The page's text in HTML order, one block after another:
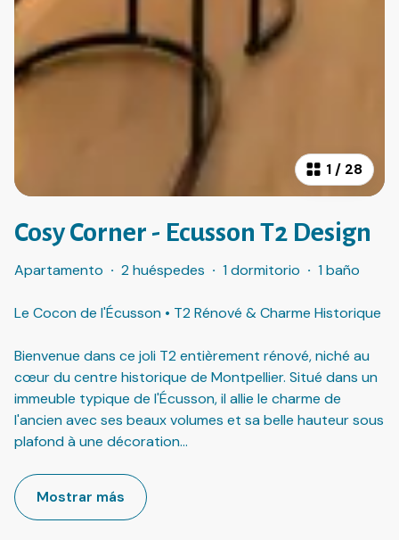
1 / 28
Cosy Corner - Ecusson T2 Design
Apartamento · 2 huéspedes · 1 dormitorio · 1 baño
Le Cocon de l'Écusson • T2 Rénové & Charme Historique
Bienvenue dans ce joli T2 entièrement rénové, niché au
cœur du centre historique de Montpellier. Situé dans un
immeuble typique de l'Écusson, il allie le charme de
l'ancien avec ses beaux volumes et sa belle hauteur sous
plafond à une décoration...
Mostrar más